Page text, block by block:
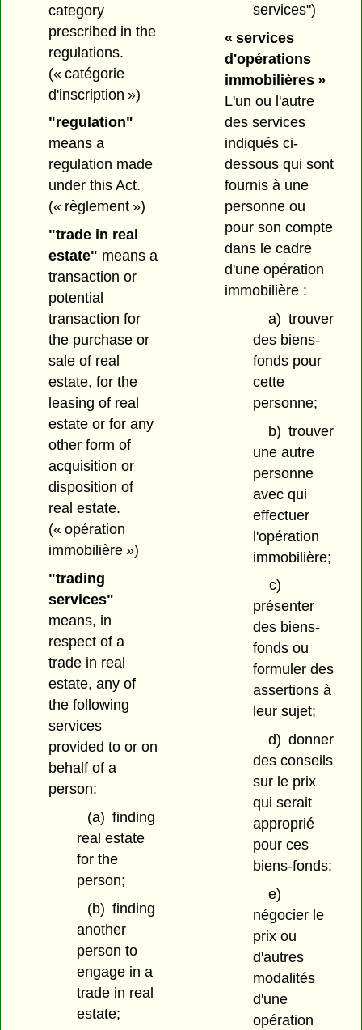
category
prescribed in the
regulations.
(« catégorie
d'inscription »)
"regulation"
means a
regulation made
under this Act.
(« règlement »)
"trade in real
estate" means a
transaction or
potential
transaction for
the purchase or
sale of real
estate, for the
leasing of real
estate or for any
other form of
acquisition or
disposition of
real estate.
(« opération
immobilière »)
"trading
services"
means, in
respect of a
trade in real
estate, any of
the following
services
provided to or on
behalf of a
person:
(a) finding
real estate
for the
person;
(b) finding
another
person to
engage in a
trade in real
estate;
services")
« services
d'opérations
immobilières »
L'un ou l'autre
des services
indiqués ci-
dessous qui sont
fournis à une
personne ou
pour son compte
dans le cadre
d'une opération
immobilière :
a) trouver
des biens-
fonds pour
cette
personne;
b) trouver
une autre
personne
avec qui
effectuer
l'opération
immobilière;
c)
présenter
des biens-
fonds ou
formuler des
assertions à
leur sujet;
d) donner
des conseils
sur le prix
qui serait
approprié
pour ces
biens-fonds;
e)
négocier le
prix ou
d'autres
modalités
d'une
opération